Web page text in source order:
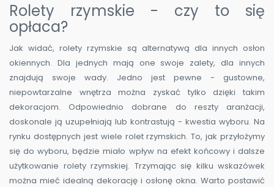
Rolety rzymskie - czy to się
opłaca?
Jak widać, rolety rzymskie są alternatywą dla innych osłon
okiennych. Dla jednych mają one swoje zalety, dla innych
znajdują swoje wady. Jedno jest pewne - gustowne,
niepowtarzalne wnętrza można zyskać tylko dzięki takim
dekoracjom. Odpowiednio dobrane do reszty aranżacji,
doskonale ją uzupełniają lub kontrastują - kwestia wyboru. Na
rynku dostępnych jest wiele rolet rzymskich. To, jak przyłożymy
się do wyboru, będzie miało wpływ na efekt końcowy i dalsze
użytkowanie rolety rzymskiej. Trzymając się kilku wskazówek
można mieć idealną dekorację i osłonę okna. Warto postawić